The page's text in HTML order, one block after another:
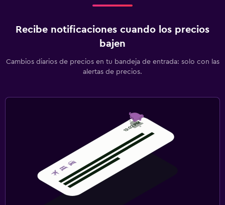
Recibe notificaciones cuando los precios
bajen
Cambios diarios de precios en tu bandeja de entrada: solo con las
alertas de precios.